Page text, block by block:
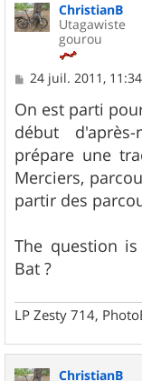
ChristianB
Utagawiste
gourou
M
s
s
a
g
e
24 juil. 2011, 11:34
On est parti
début
prépare une
Merciers,
partir des
The question
Bat ?
LP Zesty 714,
ChristianB